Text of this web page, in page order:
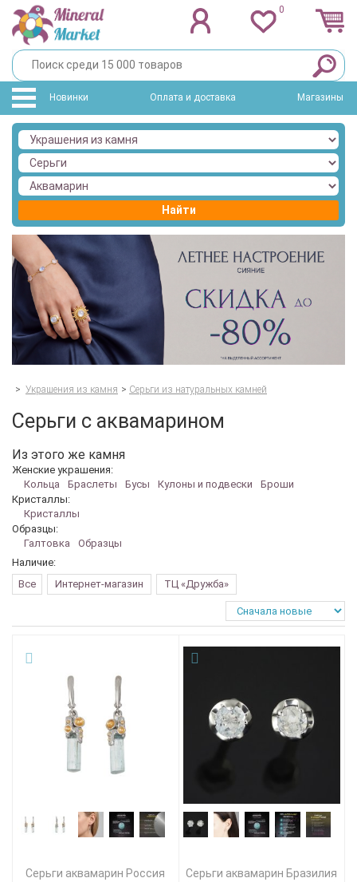
0
Новинки Оплата и доставка Магазины
Найти
> Украшения из камня > Серьги из натуральных камней
Серьги с аквамарином
Из этого же камня
Женские украшения:
Кольца
Браслеты Бусы Кулоны и подвески
Броши
Кристаллы:
Кристаллы
Образцы:
Галтовка
Образцы
Наличие:
Все
Интернет-магазин ТЦ «Дружба»
Серьги аквамарин Россия
Серьги аквамарин Бразилия